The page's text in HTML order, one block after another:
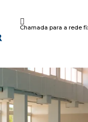
Chamada para a rede